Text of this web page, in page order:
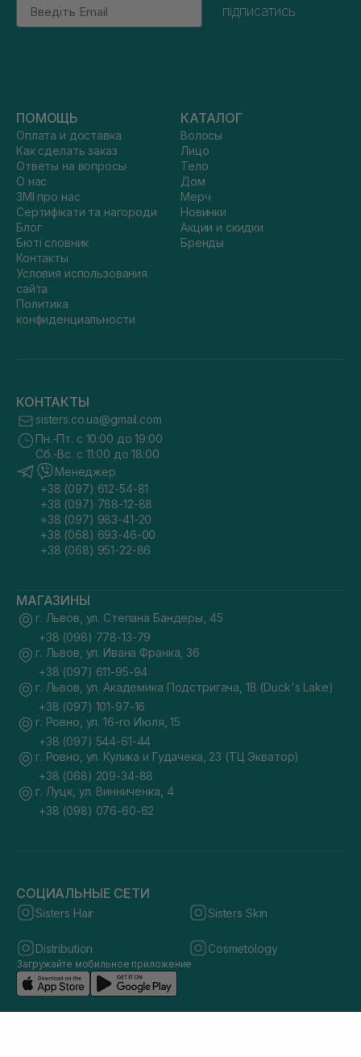
підписатись
ПОМОЩЬ
Оплата и доставка
Как сделать заказ
Ответы на вопросы
О нас
ЗМІ про нас
Сертифікати та нагороди
Блог
Бюті словник
Контакты
Условия использования
сайта
Политика
конфиденциальности
КАТАЛОГ
Волосы
Лицо
Тело
Дом
Мерч
Новинки
Акции и скидки
Бренды
КОНТАКТЫ
sisters.co.ua@gmail.com
Пн.-Пт. с 10:00 до 19:00
Сб.-Вс. с 11:00 до 18:00
Менеджер
+38 (097) 612-54-81
+38 (097) 788-12-88
+38 (097) 983-41-20
+38 (068) 693-46-00
+38 (068) 951-22-86
МАГАЗИНЫ
г. Львов, ул. Степана Бандеры, 45
+38 (098) 778-13-79
г. Львов, ул. Ивана Франка, 36
+38 (097) 611-95-94
г. Львов, ул. Академика Подстригача, 1В (Duck's Lake)
+38 (097) 101-97-16
г. Ровно, ул. 16-го Июля, 15
+38 (097) 544-61-44
г. Ровно, ул. Кулика и Гудачека, 23 (ТЦ Экватор)
+38 (068) 209-34-88
г. Луцк, ул. Винниченка, 4
+38 (098) 076-60-62
СОЦИАЛЬНЫЕ СЕТИ
Sisters Hair Sisters Skin
Distribution Cosmetology
Загружайте мобильное приложение